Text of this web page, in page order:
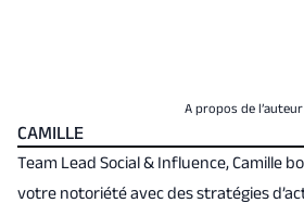
A propos de l’auteur
CAMILLE
Team Lead Social & Influence, Camille
votre notoriété avec des stratégies